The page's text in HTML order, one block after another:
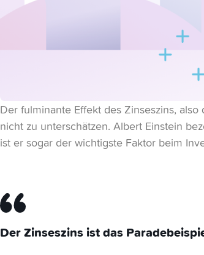
Der fulminante Effekt des Zinseszins,
nicht zu unterschätzen. Albert Einstein
ist er sogar der wichtigste Faktor beim
Der Zinseszins ist das